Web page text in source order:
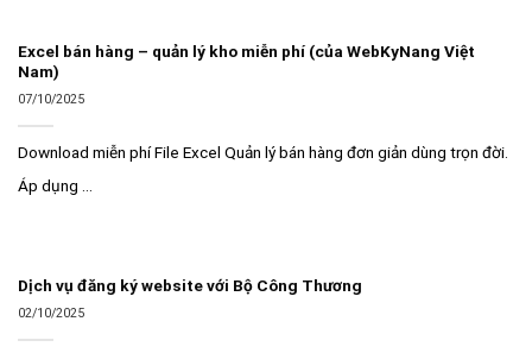
Excel bán hàng – quản lý kho miễn phí (của WebKyNang Việt
Nam)
07/10/2025
Download miễn phí File Excel Quản lý bán hàng đơn giản dùng trọn đời.
Áp dụng ...
Dịch vụ đăng ký website với Bộ Công Thương
02/10/2025